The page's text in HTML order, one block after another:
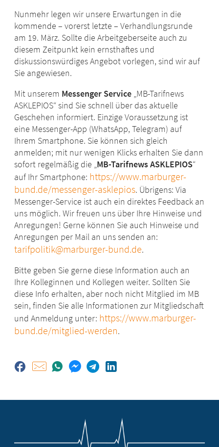
Nunmehr legen wir unsere Erwartungen in die
kommende – vorerst letzte – Verhandlungsrunde
am 19. März. Sollte die Arbeitgeberseite auch zu
diesem Zeitpunkt kein ernsthaftes und
diskussionswürdiges Angebot vorlegen, sind wir auf
Sie angewiesen.
Mit unserem Messenger Service „MB-Tarifnews
ASKLEPIOS“ sind Sie schnell über das aktuelle
Geschehen informiert. Einzige Voraussetzung ist
eine Messenger-App (WhatsApp, Telegram) auf
Ihrem Smartphone. Sie können sich gleich
anmelden; mit nur wenigen Klicks erhalten Sie dann
sofort regelmäßig die „MB-Tarifnews ASKLEPIOS“
auf Ihr Smartphone: https://www.marburger-
bund.de/messenger-asklepios. Übrigens: Via
Messenger-Service ist auch ein direktes Feedback an
uns möglich. Wir freuen uns über Ihre Hinweise und
Anregungen! Gerne können Sie auch Hinweise und
Anregungen per Mail an uns senden an:
tarifpolitik@marburger-bund.de.
Bitte geben Sie gerne diese Information auch an
Ihre Kolleginnen und Kollegen weiter. Sollten Sie
diese Info erhalten, aber noch nicht Mitglied im MB
sein, finden Sie alle Informationen zur Mitgliedschaft
und Anmeldung unter: https://www.marburger-
bund.de/mitglied-werden.